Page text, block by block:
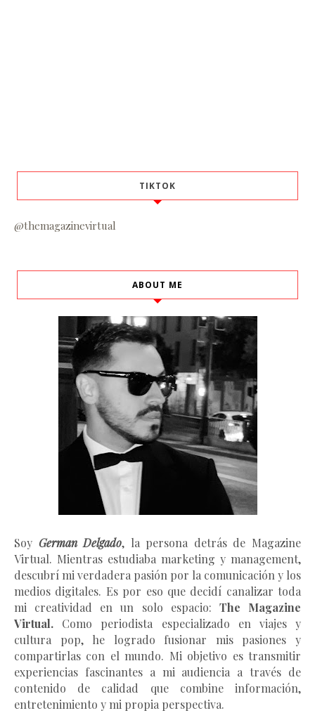
TIKTOK
@themagazinevirtual
ABOUT ME
Soy German Delgado, la persona detrás de Magazine
Virtual. Mientras estudiaba marketing y management,
descubrí mi verdadera pasión por la comunicación y los
medios digitales. Es por eso que decidí canalizar toda
mi creatividad en un solo espacio: The Magazine
Virtual. Como periodista especializado en viajes y
cultura pop, he logrado fusionar mis pasiones y
compartirlas con el mundo. Mi objetivo es transmitir
experiencias fascinantes a mi audiencia a través de
contenido de calidad que combine información,
entretenimiento y mi propia perspectiva.